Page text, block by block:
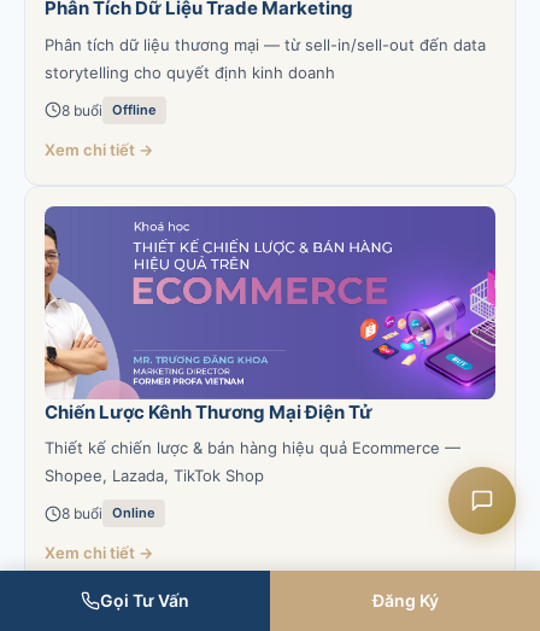
Phân Tích Dữ Liệu Trade Marketing
Phân tích dữ liệu thương mại — từ sell-in/sell-out đến data
storytelling cho quyết định kinh doanh
8 buổi Offline
Xem chi tiết →
Chiến Lược Kênh Thương Mại Điện Tử
Thiết kế chiến lược & bán hàng hiệu quả Ecommerce —
Shopee, Lazada, TikTok Shop
8 buổi Online
Xem chi tiết →
Xem tất cả khóa học sắp khai giảng →
Gọi Tư Vấn Đăng Ký
Liên hệ CASK
Chat Zalo
Yêu cầu tư vấn